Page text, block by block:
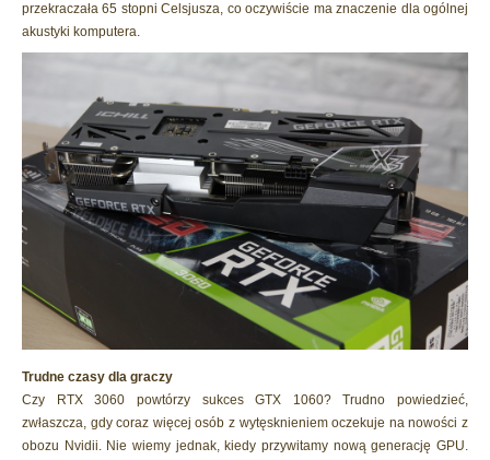
przekraczała 65 stopni Celsjusza, co oczywiście ma znaczenie dla ogólnej
akustyki komputera.
Trudne czasy dla graczy
Czy RTX 3060 powtórzy sukces GTX 1060? Trudno powiedzieć,
zwłaszcza, gdy coraz więcej osób z wytęsknieniem oczekuje na nowości z
obozu Nvidii. Nie wiemy jednak, kiedy przywitamy nową generację GPU.